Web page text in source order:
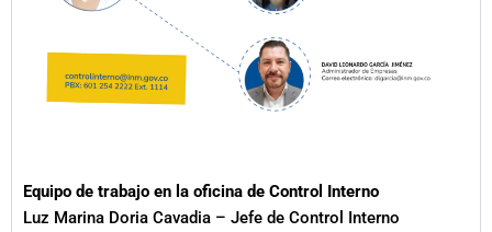
Equipo de trabajo en la oficina de Control Interno
Luz Marina Doria Cavadia – Jefe de Control Interno